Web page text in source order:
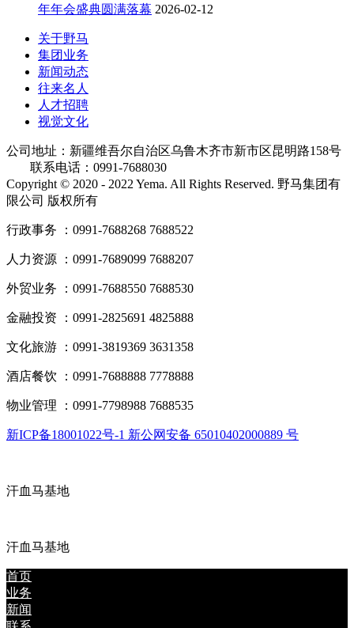
年年会盛典圆满落幕 2026-02-12
关于野马
集团业务
新闻动态
往来名人
人才招聘
视觉文化
公司地址：新疆维吾尔自治区乌鲁木齐市新市区昆明路158号
联系电话：0991-7688030
Copyright © 2020 - 2022 Yema. All Rights Reserved. 野马集团有
限公司 版权所有
行政事务 ：0991-7688268 7688522
人力资源 ：0991-7689099 7688207
外贸业务 ：0991-7688550 7688530
金融投资 ：0991-2825691 4825888
文化旅游 ：0991-3819369 3631358
酒店餐饮 ：0991-7688888 7778888
物业管理 ：0991-7798988 7688535
新ICP备18001022号-1 新公网安备 65010402000889 号
汗血马基地
汗血马基地
首页
业务
新闻